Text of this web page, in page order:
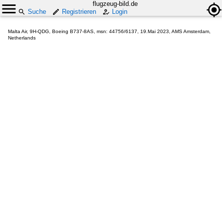
flugzeug-bild.de
Suche
Registrieren Login
Malta Air, 9H-QDG, Boeing B737-8AS, msn: 44756/6137, 19.Mai 2023, AMS Amsterdam,
Netherlands